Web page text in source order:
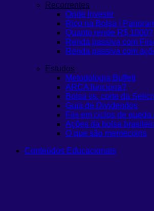
Recorrentes
Onde Investir
Rico na Bolsa |
Quanto rende R$ 1000?
Renda passiva com Fiis
Renda passiva com
Estudos
Metodologia Buffett
ARCA funciona?
Bolsa vs. corte da Selic
Guia de Dividendos
Fiis em ciclos de
Ações da bolsa
O que são memecoins
Conteúdos Educacionais